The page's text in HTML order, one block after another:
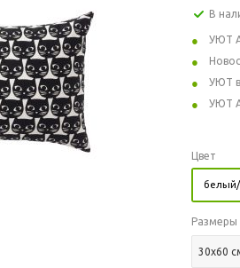
В
УЮТ
УЮТ
УЮТ
Цвет
Размеры
30x60